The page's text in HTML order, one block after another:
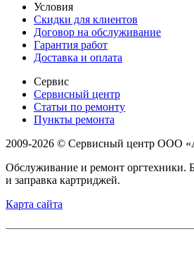
Условия
Скидки для клиентов
Договор на обслуживание
Гарантия работ
Доставка и оплата
Сервис
Сервисный центр
Статьи по ремонту
Пункты ремонта
2009-2026 © Сервисный центр ООО
Обслуживание и ремонт оргтехники.
и заправка картриджей.
Карта сайта